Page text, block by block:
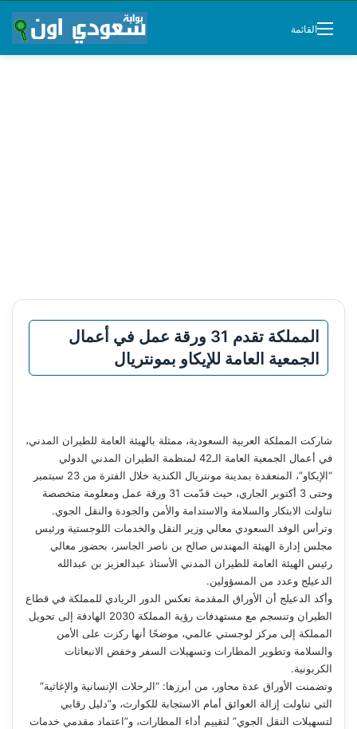
القائمة
المملكة تقدم 31 ورقة عمل في أعمال
الجمعية العامة للإيكاو بمونتريال
شاركت المملكة العربية السعودية، ممثلة بالهيئة العامة للطيران المدني،
في أعمال الجمعية العامة الـ42 لمنظمة الطيران المدني الدولي
“الإيكاو”، المنعقدة بمدينة مونتريال الكندية خلال الفترة من 23 سبتمبر
وحتى 3 أكتوبر الجاري، حيث قدّمت 31 ورقة عمل ومعلومة متخصصة
تناولت الابتكار والسلامة والاستدامة والأمن والجودة والنقل الجوي.
وترأس الوفد السعودي معالي وزير النقل والخدمات اللوجستية ورئيس
مجلس إدارة الهيئة المهندس صالح بن ناصر الجاسر، بحضور معالي
رئيس الهيئة العامة للطيران المدني الأستاذ عبدالعزيز بن عبدالله
الدعيلج وعدد من المسؤولين.
وأكد الدعيلج أن الأوراق المقدمة تعكس الدور الريادي للمملكة في قطاع
الطيران وتنسجم مع مستهدفات رؤية المملكة 2030 الهادفة إلى تحويل
المملكة إلى مركز لوجستي عالمي، موضحًا أنها ركزت على الأمن
والسلامة وتطوير المطارات وتسهيلات السفر وخفض الانبعاثات
الكربونية.
وتضمنت الأوراق عدة محاور، من أبرزها: “الرحلات الإنسانية والإغاثية”
التي تناولت إزالة العوائق أمام الاستجابة للكوارث، و”دليل رقابي
لتسهيلات النقل الجوي” لتقييم أداء المطارات، و”اعتماد مقدمي خدمات